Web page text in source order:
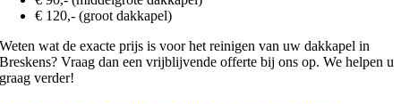
€ 120,- (groot dakkapel)
Weten wat de exacte prijs is voor het reinigen van uw dakkapel in
Breskens? Vraag dan een vrijblijvende offerte bij ons op. We helpen u
graag verder!